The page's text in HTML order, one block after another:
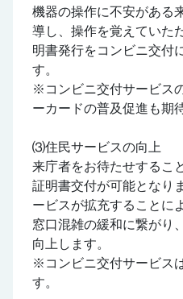
機器の操作に不安がある
導し、操作を覚えていた
明書発行をコンビニ交付
す。
※コンビニ交付サービス
ーカードの普及促進も期
⑶住民サービスの向上
来庁者をお待たせするこ
証明書交付が可能となり
ービスが拡充することに
窓口混雑の緩和に繋がり
向上します。
※コンビニ交付サービス
す。